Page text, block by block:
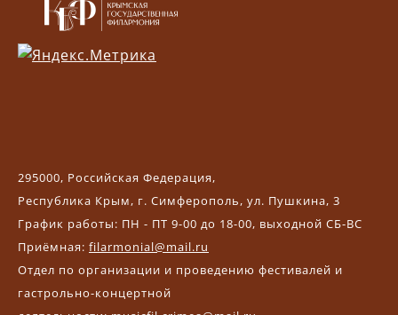
295000, Российская Федерация,
Республика Крым, г. Симферополь, ул. Пушкина, 3
График работы: ПН - ПТ 9-00 до 18-00, выходной СБ-ВС
Приёмная: filarmonial@mail.ru
Отдел по организации и проведению фестивалей и
гастрольно-концертной